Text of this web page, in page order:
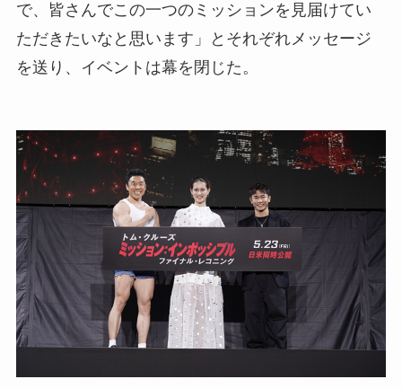
で、皆さんでこの一つのミッションを見届けてい
ただきたいなと思います」とそれぞれメッセージ
を送り、イベントは幕を閉じた。